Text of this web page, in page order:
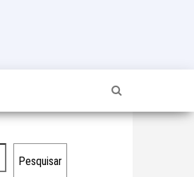
Pesquisar